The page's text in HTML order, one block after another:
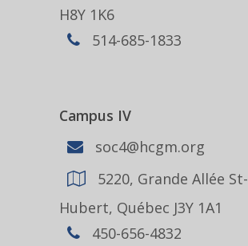
H8Y 1K6
514-685-1833
Campus IV
soc4@hcgm.org
5220, Grande Allée St-
Hubert, Québec J3Y 1A1
450-656-4832